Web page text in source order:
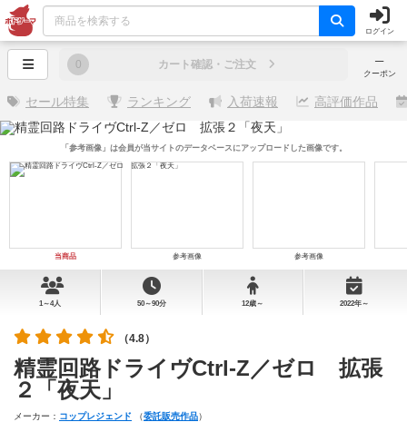
ログイン
─
クーポン
0 カート確認・ご注文
セール特集 ランキング 入荷速報 高評価作品
当商品 参考画像 参考画像
「参考画像」は会員が当サイトのデータベースにアップロードした画像です。
1～4人 50～90分 12歳～ 2022年～
（4.8）
精霊回路ドライヴCtrl-Z／ゼロ 拡張
２「夜天」
メーカー： コップレジェンド （委託販売作品）